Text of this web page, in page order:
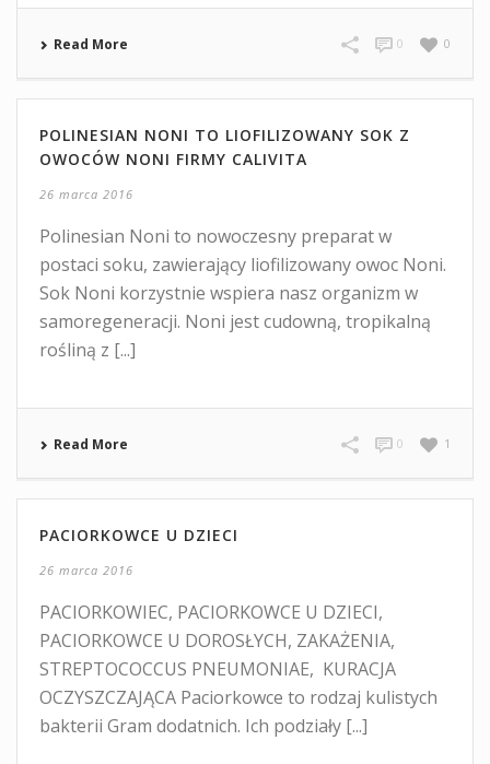
Read More 0
0
POLINESIAN NONI TO LIOFILIZOWANY SOK Z
OWOCÓW NONI FIRMY CALIVITA
26 marca 2016
Polinesian Noni to nowoczesny preparat w
postaci soku, zawierający liofilizowany owoc Noni.
Sok Noni korzystnie wspiera nasz organizm w
samoregeneracji. Noni jest cudowną, tropikalną
rośliną z [...]
Read More 1
0
PACIORKOWCE U DZIECI
26 marca 2016
PACIORKOWIEC, PACIORKOWCE U DZIECI,
PACIORKOWCE U DOROSŁYCH, ZAKAŻENIA,
STREPTOCOCCUS PNEUMONIAE, KURACJA
OCZYSZCZAJĄCA Paciorkowce to rodzaj kulistych
bakterii Gram dodatnich. Ich podziały [...]